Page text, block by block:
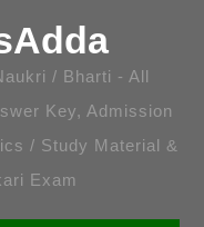
/ Bharti - All
Key, Admission
/ Study Material &
Exam